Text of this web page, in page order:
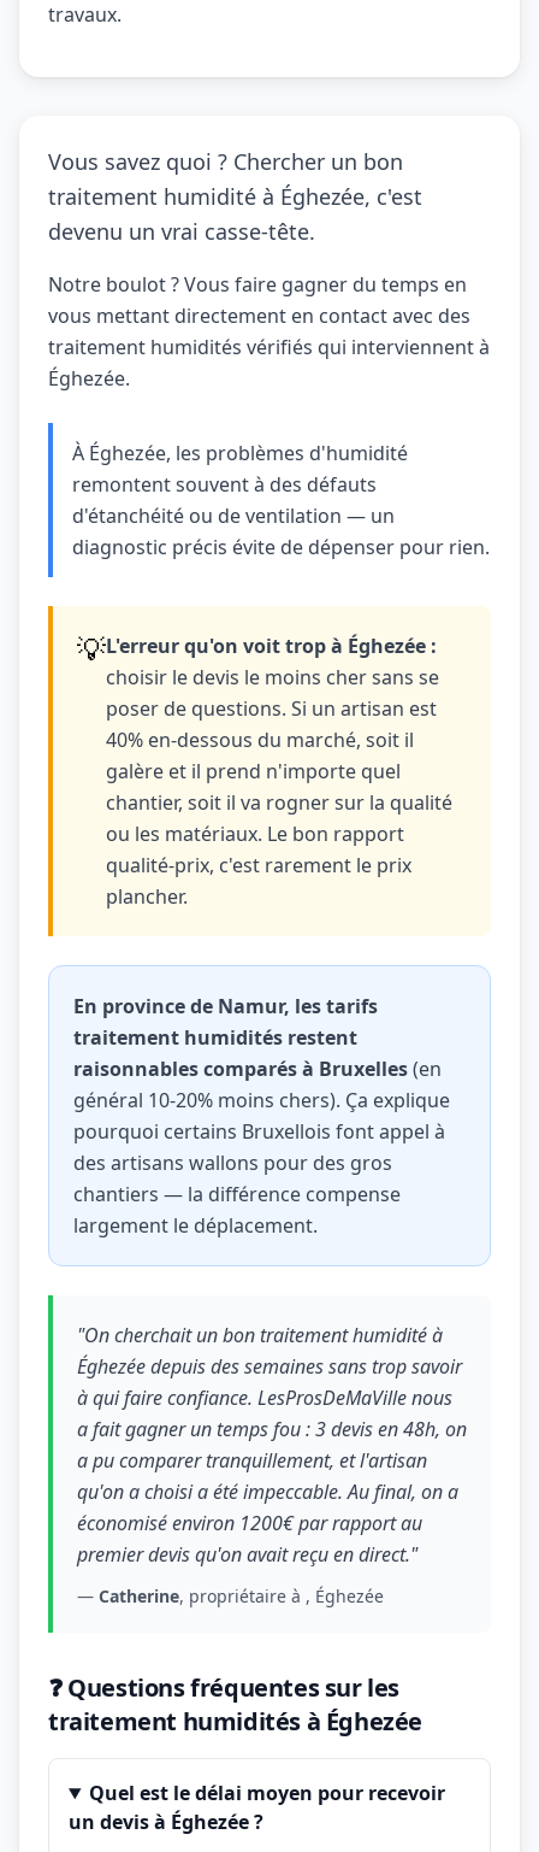
travaux.
Vous savez quoi ? Chercher un bon
traitement humidité à Éghezée, c'est
devenu un vrai casse-tête.
Notre boulot ? Vous faire gagner du temps en
vous mettant directement en contact avec des
traitement humidités vérifiés qui interviennent à
Éghezée.
À Éghezée, les problèmes d'humidité
remontent souvent à des défauts
d'étanchéité ou de ventilation — un
diagnostic précis évite de dépenser pour rien.
💡L'erreur qu'on voit trop à Éghezée :
choisir le devis le moins cher sans se
poser de questions. Si un artisan est
40% en-dessous du marché, soit il
galère et il prend n'importe quel
chantier, soit il va rogner sur la qualité
ou les matériaux. Le bon rapport
qualité-prix, c'est rarement le prix
plancher.
En province de Namur, les tarifs
traitement humidités restent
raisonnables comparés à Bruxelles(en
général 10-20% moins chers). Ça explique
pourquoi certains Bruxellois font appel à
des artisans wallons pour des gros
chantiers — la différence compense
largement le déplacement.
"On cherchait un bon traitement humidité à
Éghezée depuis des semaines sans trop savoir
à qui faire confiance. LesProsDeMaVille nous
a fait gagner un temps fou : 3 devis en 48h, on
a pu comparer tranquillement, et l'artisan
qu'on a choisi a été impeccable. Au final, on a
économisé environ 1200€ par rapport au
premier devis qu'on avait reçu en direct."
— Catherine, propriétaire à , Éghezée
❓ Questions fréquentes sur les
traitement humidités à Éghezée
Quel est le délai moyen pour recevoir
un devis à Éghezée ?